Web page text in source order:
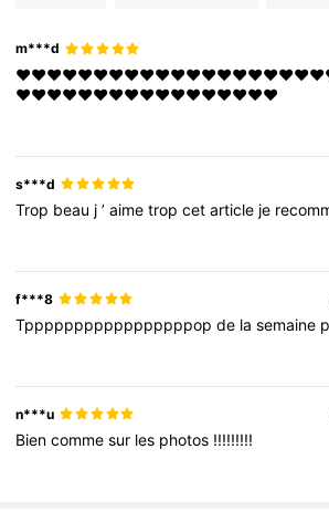
m***d
❤️❤️❤️❤️❤️❤️❤️❤️❤️❤️❤️❤️❤️❤️❤️❤️❤️
s***d
Trop beau j’aimetropcetarticle je
f***8
Tpppppppppppppppppopde lasemaine
n***u
Biencommesur les photos !!!!!!!!!